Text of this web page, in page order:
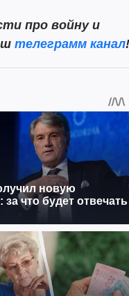
про войну и
телеграмм канал!